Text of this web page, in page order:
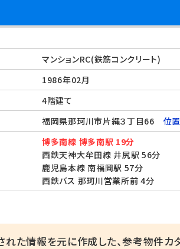
マンションRC(鉄筋コンクリート)
1986年02月
4階建て
福岡県那珂川市片縄３丁目66 位
博多南線 博多南駅 19分
西鉄天神大牟田線 井尻駅 56分
鹿児島本線 南福岡駅 57分
西鉄バス 那珂川営業所前 4分
た情報を元に作成した、参考物件カタ